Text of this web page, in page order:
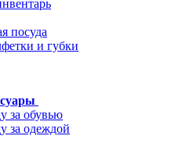
посуда
и губки
за обувью
за одеждой